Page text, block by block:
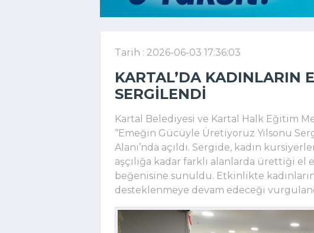
Tarih : 2026-06-03 17:36:03
KARTAL’DA KADINLARIN
SERGILENDI
Kartal Belediyesi ve Kartal Halk Eğitim
“Emeğin Gücüyle Üretiyoruz Yılsonu
Alanı’nda açıldı. Sergide, kadın
aşçılığa kadar farklı alanlarda ürettiği
beğenisine sunuldu. Etkinlikte
desteklenmeye devam edeceği